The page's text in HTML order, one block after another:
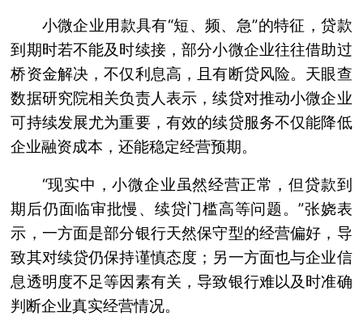
小微企业用款具有“短、频、急”的特征，贷款
到期时若不能及时续接，部分小微企业往往借助过
桥资金解决，不仅利息高，且有断贷风险。天眼查
数据研究院相关负责人表示，续贷对推动小微企业
可持续发展尤为重要，有效的续贷服务不仅能降低
企业融资成本，还能稳定经营预期。
“现实中，小微企业虽然经营正常，但贷款到
期后仍面临审批慢、续贷门槛高等问题。”张娆表
示，一方面是部分银行天然保守型的经营偏好，导
致其对续贷仍保持谨慎态度；另一方面也与企业信
息透明度不足等因素有关，导致银行难以及时准确
判断企业真实经营情况。